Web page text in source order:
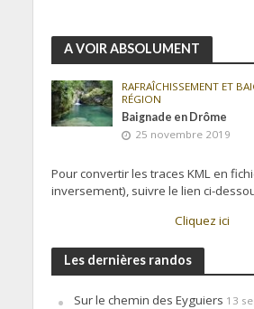
A VOIR ABSOLUMENT
RAFRAÎCHISSEMENT ET
RÉGION
Baignade en Drôme
25 novembre 2019
Pour convertir les traces KML en
inversement), suivre le lien ci-
Cliquez ici
Les dernières randos
Sur le chemin des Eyguiers 13